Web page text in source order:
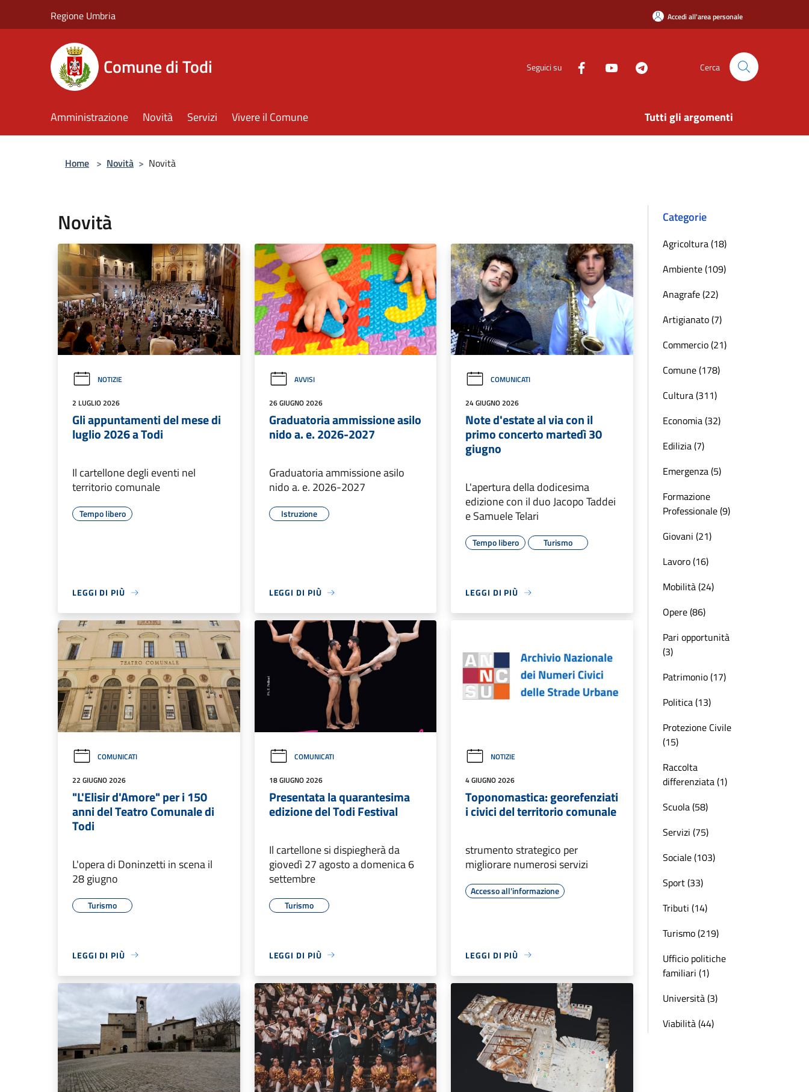
Regione Umbria Accedi all'area personale
Comune di Todi Seguici su Cerca
Amministrazione Novità Servizi Vivere il Comune Tutti gli argomenti
Home > Novità > Novità
Novità
NOTIZIE
2 LUGLIO 2026
Gli appuntamenti del mese di
luglio 2026 a Todi
Il cartellone degli eventi nel
territorio comunale
Tempo libero
LEGGI DI PIÙ
AVVISI
26 GIUGNO 2026
Graduatoria ammissione asilo
nido a. e. 2026-2027
Graduatoria ammissione asilo
nido a. e. 2026-2027
Istruzione
LEGGI DI PIÙ
COMUNICATI
24 GIUGNO 2026
Note d'estate al via con il
primo concerto martedì 30
giugno
L'apertura della dodicesima
edizione con il duo Jacopo Taddei
e Samuele Telari
Tempo libero Turismo
LEGGI DI PIÙ
COMUNICATI
22 GIUGNO 2026
"L'Elisir d'Amore" per i 150
anni del Teatro Comunale di
Todi
L'opera di Doninzetti in scena il
28 giugno
Turismo
LEGGI DI PIÙ
COMUNICATI
18 GIUGNO 2026
Presentata la quarantesima
edizione del Todi Festival
Il cartellone si dispiegherà da
giovedì 27 agosto a domenica 6
settembre
Turismo
LEGGI DI PIÙ
NOTIZIE
4 GIUGNO 2026
Toponomastica: georefenziati
i civici del territorio comunale
strumento strategico per
migliorare numerosi servizi
Accesso all'informazione
LEGGI DI PIÙ
Categorie
Agricoltura (18)
Ambiente (109)
Anagrafe (22)
Artigianato (7)
Commercio (21)
Comune (178)
Cultura (311)
Economia (32)
Edilizia (7)
Emergenza (5)
Formazione
Professionale (9)
Giovani (21)
Lavoro (16)
Mobilità (24)
Opere (86)
Pari opportunità
(3)
Patrimonio (17)
Politica (13)
Protezione Civile
(15)
Raccolta
differenziata (1)
Scuola (58)
Servizi (75)
Sociale (103)
Sport (33)
Tributi (14)
Turismo (219)
Ufficio politiche
familiari (1)
Università (3)
Viabilità (44)